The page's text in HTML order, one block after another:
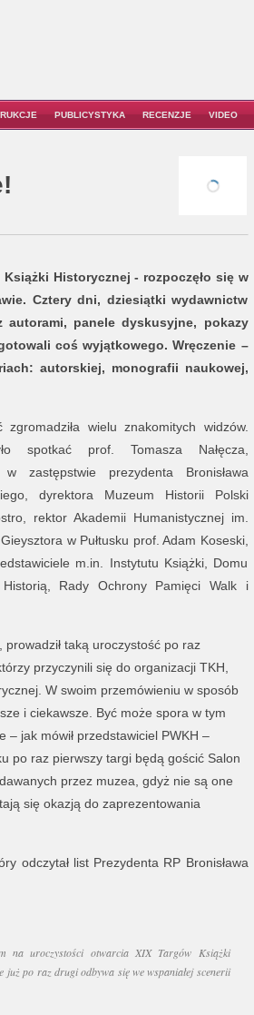
PUBLICYSTYKA RECENZJE VIDEO
Historycznej - rozpoczęło się w
Cztery dni, dziesiątki wydawnictw
panele dyskusyjne, pokazy
coś wyjątkowego. Wręczenie –
autorskiej, monografii naukowej,
zgromadziła wielu znakomitych widzów.
spotkać prof. Tomasza Nałęcza,
w zastępstwie prezydenta Bronisława
dyrektora Muzeum Historii Polski
rektor Akademii Humanistycznej im.
w Pułtusku prof. Adam Koseski,
m.in. Instytutu Książki, Domu
Rady Ochrony Pamięci Walk i
prowadził taką uroczystość po raz
przyczynili się do organizacji TKH,
W swoim przemówieniu w sposób
i ciekawsze. Być może spora w tym
jak mówił przedstawiciel PWKH –
po raz pierwszy targi będą gościć Salon
przez muzea, gdyż nie są one
się okazją do zaprezentowania
odczytał list Prezydenta RP Bronisława
na uroczystości otwarcia XIX Targów Książki
już po raz drugi odbywa się we wspaniałej scenerii